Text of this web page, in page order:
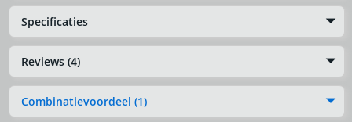
Specificaties
Reviews (4)
Combinatievoordeel (1)